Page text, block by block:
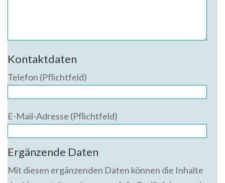
Kontaktdaten
Telefon (Pflichtfeld)
E-Mail-Adresse (Pflichtfeld)
Ergänzende Daten
Mit diesen ergänzenden Daten können die Inhalte